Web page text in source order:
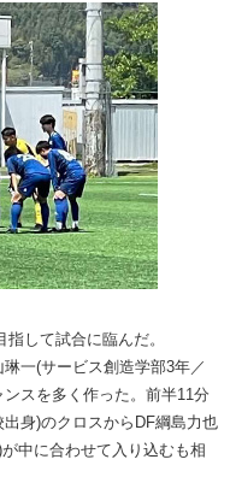
して試合に臨んだ。
一(サービス創造学部3年／
スを多く作った。前半11分
身)のクロスからDF綱島力也
中に合わせて入り込むも相